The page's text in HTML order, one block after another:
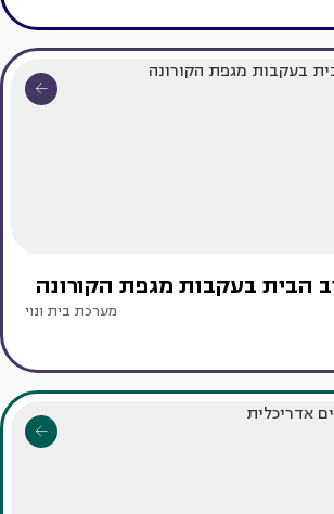
הבית בעקבות מגפת הקורונה
מערכת בית ונוי